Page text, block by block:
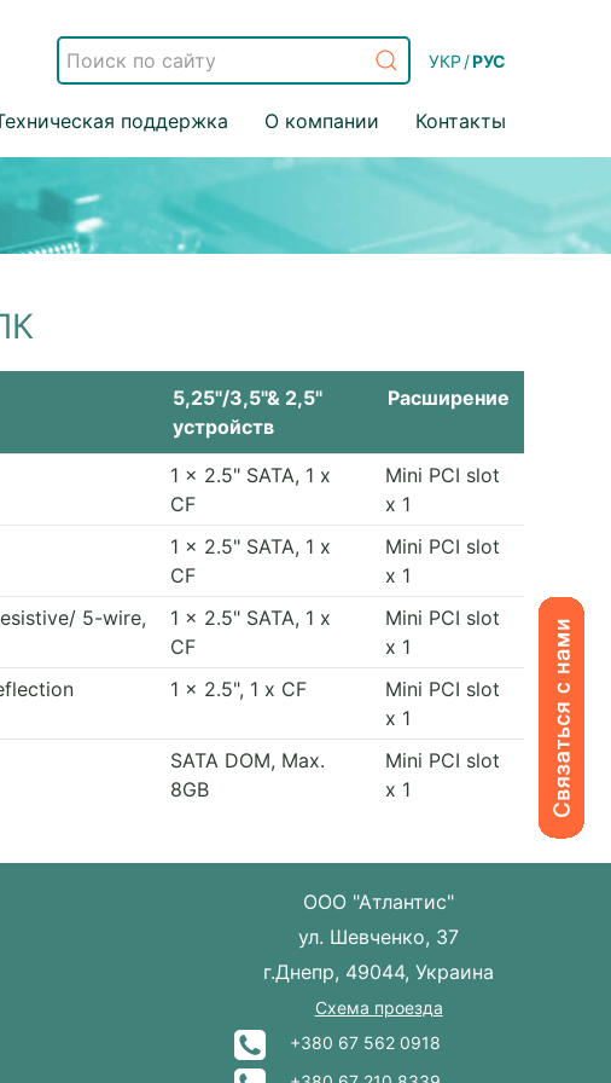
УКР /РУС
поддержка О компании Контакты
5,25"/3,5"& 2,5"
устройств
Расширение
1 x 2.5" SATA, 1 x
CF
Mini PCI slot
x 1
1 x 2.5" SATA, 1 x
CF
Mini PCI slot
x 1
5-wire,
1 x 2.5" SATA, 1 x
CF
Mini PCI slot
x 1
1 x 2.5", 1 x CF
Mini PCI slot
x 1
SATA DOM, Max.
8GB
Mini PCI slot
x 1
ООО "Атлантис"
ул. Шевченко, 37
г.Днепр, 49044, Украина
Схема проезда
+380 67 562 0918